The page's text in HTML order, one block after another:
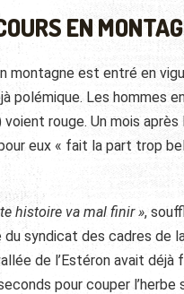
EN
est entré en
polémique. Les hommes
rouge. Un mois
eux « fait la part trop
histoire va mal finir »,
syndicat des cadres de
de l’Estéron avait
pour couper